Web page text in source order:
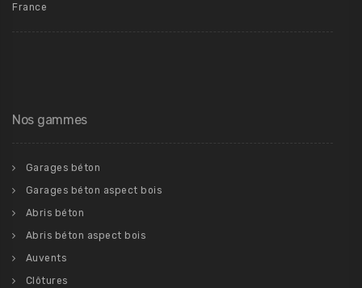
France
Nos gammes
Garages béton
Garages béton aspect bois
Abris béton
Abris béton aspect bois
Auvents
Clôtures